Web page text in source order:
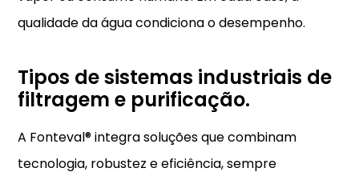
qualidade da água condiciona o desempenho.
Tipos de sistemas industriais de
filtragem e purificação.
A Fonteval® integra soluções que combinam
tecnologia, robustez e eficiência, sempre